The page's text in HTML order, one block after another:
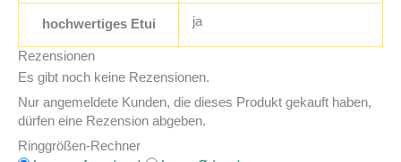
hochwertiges Etui ja
Rezensionen
Es gibt noch keine Rezensionen.
Nur angemeldete Kunden, die dieses Produkt gekauft haben,
dürfen eine Rezension abgeben.
Ringgrößen-Rechner